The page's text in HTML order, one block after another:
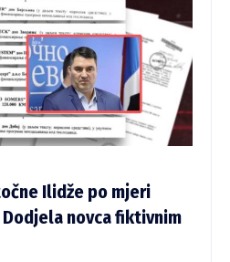
Ilidže po mjeri
novca fiktivnim